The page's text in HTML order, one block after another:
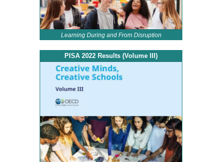
Learning During and From Disruption
PISA 2022 Results (Volume III)